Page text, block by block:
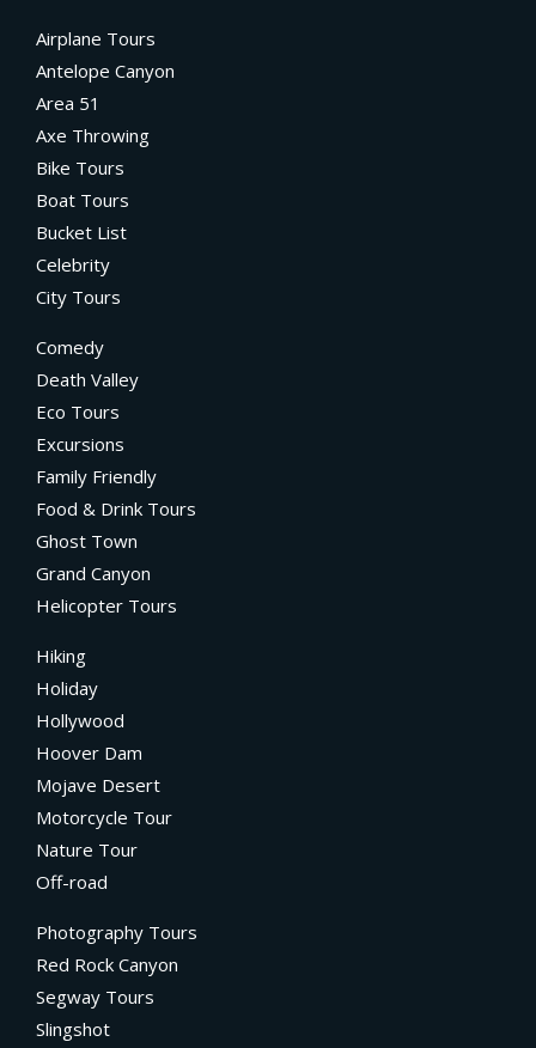
Airplane Tours
Antelope Canyon
Area 51
Axe Throwing
Bike Tours
Boat Tours
Bucket List
Celebrity
City Tours
Comedy
Death Valley
Eco Tours
Excursions
Family Friendly
Food & Drink Tours
Ghost Town
Grand Canyon
Helicopter Tours
Hiking
Holiday
Hollywood
Hoover Dam
Mojave Desert
Motorcycle Tour
Nature Tour
Off-road
Photography Tours
Red Rock Canyon
Segway Tours
Slingshot